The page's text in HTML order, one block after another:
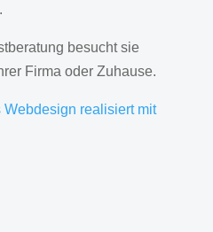
besucht sie
Firma oder Zuhause.
realisiert mit